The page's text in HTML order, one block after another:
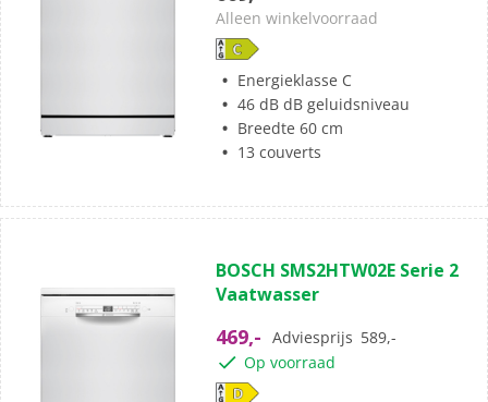
Alleen winkelvoorraad
Energieklasse C
46 dB dB geluidsniveau
Breedte 60 cm
13 couverts
BOSCH SMS2HTW02E Serie 2
Vaatwasser
469,- Adviesprijs 589,-
Op voorraad